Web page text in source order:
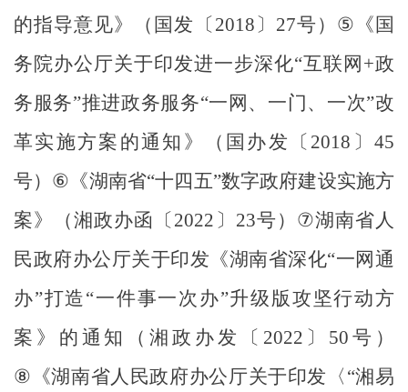
的指导意见》
（ 国发〔 2018 〕 27号） ⑤ 《国
务院办公厅关于印发进一步深化“互联网 +政
务服务”推进政务服务“一网、一门、一次”改
革实施方案的通知》
（ 国办发〔 2018 〕 45
号） ⑥ 《湖南省“十四五”数字政府建设实施方
案》（湘政办函〔 2022 〕 23号） ⑦湖南省人
民政府办公厅关于印发《湖南省深化“一网通
办”打造“一件事一次办”升级版攻坚行动方
案》的通知（湘政办发〔 2022 〕 50 号）
⑧ 《湖南省人民政府办公厅关于印发 〈 “湘易